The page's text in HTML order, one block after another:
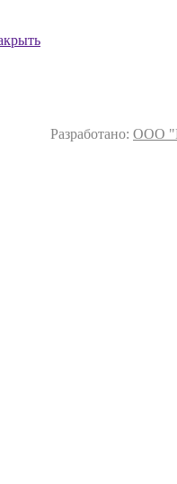
Разработано: ООО